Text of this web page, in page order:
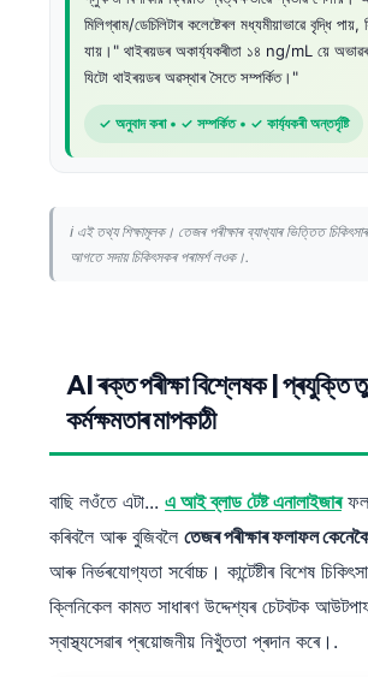
মিলিগ্ৰাম/ডেচিলিটাৰ কলেষ্টেৰল মধ্যমীয়াভাৱে বৃদ্ধি পায়,
যায়।" থাইৰয়ডৰ অকাৰ্য্যকৰীতা ১৪ ng/mL য়ে অভাৱৰ
যিটো থাইৰয়ডৰ অৱস্থাৰ সৈতে সম্পৰ্কিত।"
✓ অনুবাদ কৰা • ✓ সম্পৰ্কিত • ✓ কাৰ্য্যকৰী অন্তৰ্দৃষ্টি
ℹ️ এই তথ্য শিক্ষামূলক। তেজৰ পৰীক্ষাৰ ব্যাখ্যাৰ ভিত্তিত
আগতে সদায় চিকিৎসকৰ পৰামৰ্শ লওক।.
AI ৰক্ত পৰীক্ষা বিশ্লেষক | প্ৰযুক্তি
কৰ্মক্ষমতাৰ মাপকাঠী
বাছি লওঁতে এটা... এ আই ব্লাড টেষ্ট এনালাইজাৰ
কৰিবলৈ আৰু বুজিবলৈ তেজৰ পৰীক্ষাৰ ফলাফল
আৰু নিৰ্ভৰযোগ্যতা সৰ্বোচ্চ। কান্টেষ্টীৰ বিশেষ
ক্লিনিকেল কামত সাধাৰণ উদ্দেশ্যৰ চেটবটক
স্বাস্থ্যসেৱাৰ প্ৰয়োজনীয় নিখুঁততা প্ৰদান কৰে।.
Bosanski
Azərbaycan dili
Eesti
日本語
Čeština
ქართული
Русский
Lietuvių kalba
Slovenščina
বাংলা
मराठी
తెలుగు